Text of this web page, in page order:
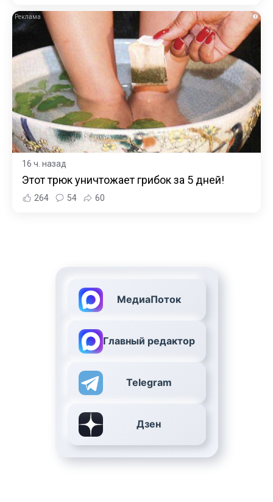
i
16 ч. назад
Этот трюк уничтожает грибок за 5 дней!
264 54 60
МедиаПоток
Главный редактор
Telegram
Дзен